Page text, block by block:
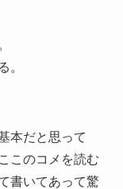
。
本だと思って
このコメを読む
書いてあって驚